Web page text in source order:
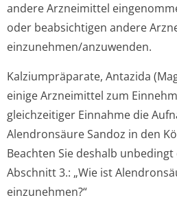
andere Arzneimittel
oder beabsichtigen andere
einzunehmen/an­zuwenden.
Kalziumpräparate, Antazida
einige Arzneimittel zum
gleichzeitiger Einnahme die
Alendronsäure Sandoz in den
Beachten Sie deshalb
Abschnitt 3.: „Wie ist
einzunehmen?“